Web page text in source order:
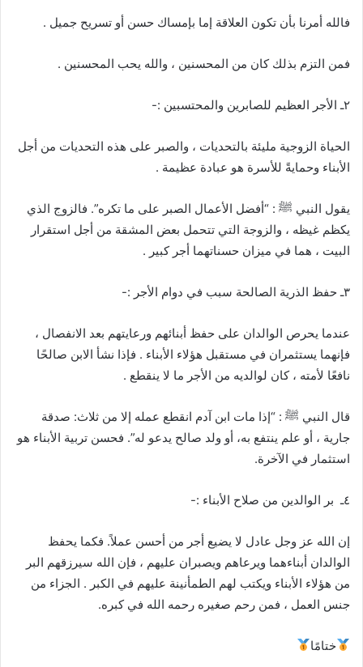
فالله أمرنا بأن تكون العلاقة إما بإمساك حسن أو تسريح جميل .
فمن التزم بذلك كان من المحسنين ، والله يحب المحسنين .
٢ـ الأجر العظيم للصابرين والمحتسبين :-
الحياة الزوجية مليئة بالتحديات ، والصبر على هذه التحديات من أجل
الأبناء وحمايةً للأسرة هو عبادة عظيمة .
يقول النبي ﷺ : “أفضل الأعمال الصبر على ما تكره”. فالزوج الذي
يكظم غيظه ، والزوجة التي تتحمل بعض المشقة من أجل استقرار
البيت ، هما في ميزان حسناتهما أجر كبير .
٣ـ حفظ الذرية الصالحة سبب في دوام الأجر :-
عندما يحرص الوالدان على حفظ أبنائهم ورعايتهم بعد الانفصال ،
فإنهما يستثمران في مستقبل هؤلاء الأبناء . فإذا نشأ الابن صالحًا
نافعًا لأمته ، كان لوالديه من الأجر ما لا ينقطع .
قال النبي ﷺ : “إذا مات ابن آدم انقطع عمله إلا من ثلاث: صدقة
جارية ، أو علم ينتفع به، أو ولد صالح يدعو له”. فحسن تربية الأبناء هو
استثمار في الآخرة.
٤ـ بر الوالدين من صلاح الأبناء :-
إن الله عز وجل عادل لا يضيع أجر من أحسن عملاً. فكما يحفظ
الوالدان أبناءهما ويرعاهم ويصبران عليهم ، فإن الله سيرزقهم البر
من هؤلاء الأبناء ويكتب لهم الطمأنينة عليهم في الكبر . الجزاء من
جنس العمل ، فمن رحم صغيره رحمه الله في كبره.
ختامًا